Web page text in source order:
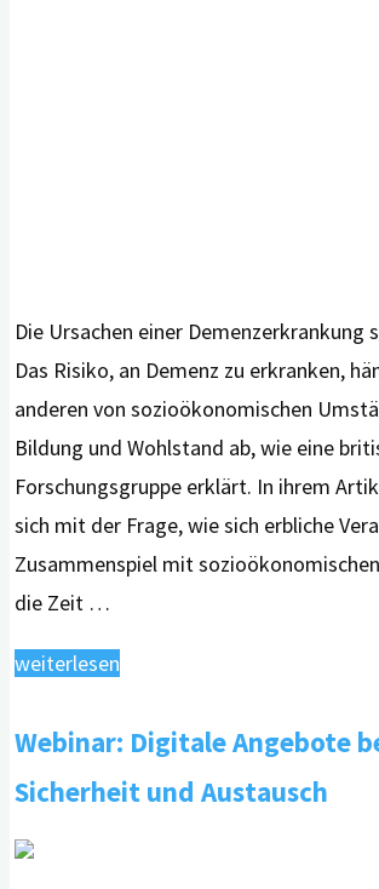
Die Ursachen einer Demenzerkrankung
Das Risiko, an Demenz zu erkranken,
anderen von sozioökonomischen
Bildung und Wohlstand ab, wie eine
Forschungsgruppe erklärt. In ihrem
sich mit der Frage, wie sich erbliche
Zusammenspiel mit
die Zeit …
weiterlesen
Wohlstand
beeinflussen
Webinar: Digitale Angebote
Sicherheit und Austausch